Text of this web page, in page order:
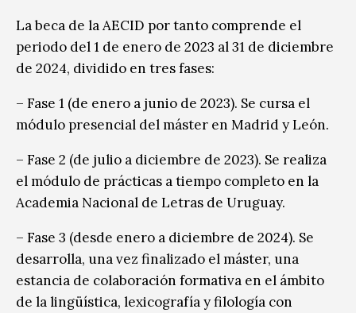
La beca de la AECID por tanto comprende el
periodo del 1 de enero de 2023 al 31 de diciembre
de 2024, dividido en tres fases:
– Fase 1 (de enero a junio de 2023). Se cursa el
módulo presencial del máster en Madrid y León.
– Fase 2 (de julio a diciembre de 2023). Se realiza
el módulo de prácticas a tiempo completo en la
Academia Nacional de Letras de Uruguay.
– Fase 3 (desde enero a diciembre de 2024). Se
desarrolla, una vez finalizado el máster, una
estancia de colaboración formativa en el ámbito
de la lingüística, lexicografía y filología con